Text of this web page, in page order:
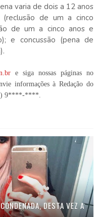
varia de dois a 12 anos
de um a cinco
de um a cinco anos e
e concussão (pena de
e siga nossas páginas no
informações à Redação do
9****-****.
DESTA VEZ A